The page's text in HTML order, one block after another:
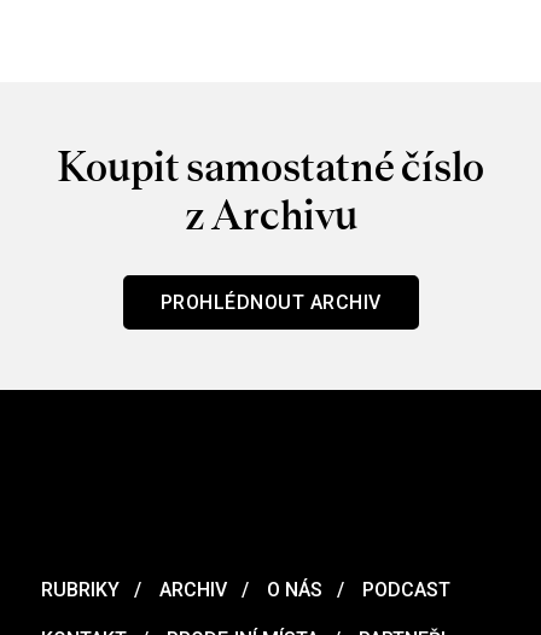
Koupit samostatné číslo
z Archivu
PROHLÉDNOUT ARCHIV
RUBRIKY ARCHIV O NÁS PODCAST